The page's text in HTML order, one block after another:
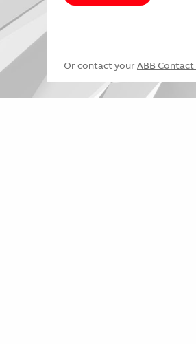
Or contact your ABB